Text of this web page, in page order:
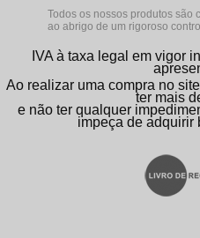
Todos os nossos produtos são
ao abrigo de um rigoroso
IVA à taxa legal em vigor
Ao realizar uma compra no
ter mais
e não ter qualquer
impeça de adquirir